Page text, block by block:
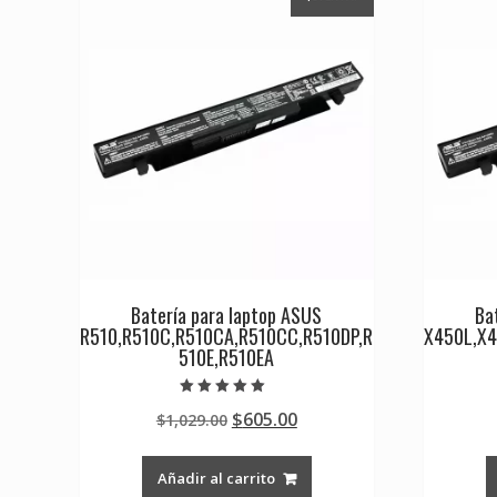
Batería para laptop ASUS
R510,R510C,R510CA,R510CC,R510DP,R
510E,R510EA
5.00
de 5
$1,029.00 Original
was:
$1,029.00.
$605.00Current
$605.00.
Añadir al carrito